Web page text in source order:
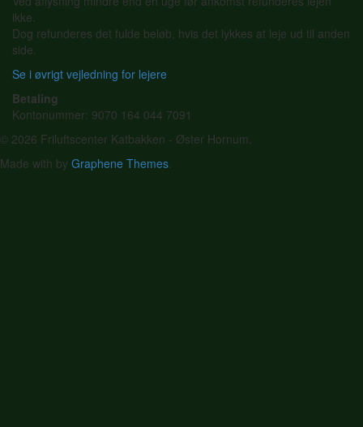
ikke.
Dog refunderes det fulde beløb, hvis det lykkes at leje ud til anden
side.
Se i øvrigt vejledning for lejere
Betaling
Kontonummer: 9070 164 044 7091
© 2026 Friluftscenter Katbakken - Øster Hornum.
Made with by Graphene Themes.